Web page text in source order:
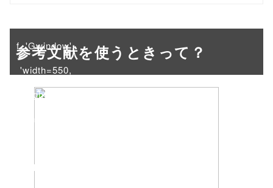
f, 'Gwindow',
'width=550,
height=450,
scrollbars=yes'
参考文献を使うときって？